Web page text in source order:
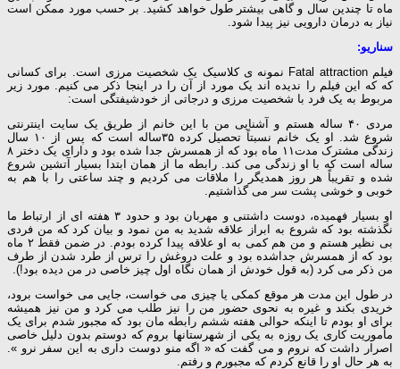
ماه تا چندین سال و گاهی بیشتر طول خواهد کشید. بر حسب مورد ممکن است
نیاز به درمان دارویی نیز پیدا شود.
سناریو:
فیلم Fatal attraction نمونه ی کلاسیک یک شخصیت مرزی است. برای کسانی
که که این فیلم را ندیده اند یک مورد از آن را در اینجا ذکر می کنیم. مورد زیر
مربوط به یک فرد با شخصیت مرزی و درجاتی از خودشیفتگی است:
مردی ۴۰ ساله هستم و آشنایی من با این خانم از طریق یک سایت اینترنتی
شروع شد. او یک خانم نسبتاً تحصیل کرده ۳۵ساله است که پس از ۱۰ سال
زندگی مشترک مدت۱۱ ماه بود که از همسرش جدا شده بود و دارای یک دختر ۸
ساله است که با او زندگی می کند. رابطه ما از همان ابتدا بسیار آتشین شروع
شده و تقریباً هر روز همدیگر را ملاقات می کردیم و چند ساعتی را با هم به
خوبی و خوشی پشت سر می گذاشتیم.
او بسیار فهمیده، دوست داشتنی و مهربان بود و حدود ۳ هفته ای از ارتباط ما
نگذشته بود که شروع به ابراز علاقه شدید به من نمود و بیان کرد که من فردی
بی نظیر هستم و من هم کمی به او علاقه پیدا کرده بودم. در ضمن فقط ۲ ماه
بود که از همسرش جداشده بود و علت دروغش را ترس از طرد شدن از طرف
من ذکر می کرد (به قول خودش از همان نگاه اول چیز خاصی در من دیده بود!).
در طول این مدت هر موقع کمکی یا چیزی می خواست، جایی می خواست برود،
خریدی بکند و غیره به نحوی حضور من را نیز طلب می کرد و من نیز همیشه
برای او بودم تا اینکه حوالی هفته ششم رابطه مان بود که مجبور شدم برای یک
مأموریت کاری یک روزه به یکی از شهرستانها بروم که دوستم بدون دلیل خاصی
اصرار داشت که نروم و می گفت که « اگه منو دوست داری به این سفر نرو ».
به هر حال او را قانع کردم که مجبورم و رفتم.